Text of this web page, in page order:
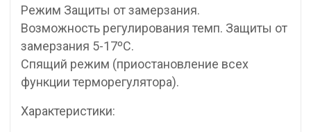
Режим Защиты от замерзания.
Возможность регулирования темп. Защиты от
замерзания 5-17ºC.
Спящий режим (приостановление всех
функции терморегулятора).
Характеристики: